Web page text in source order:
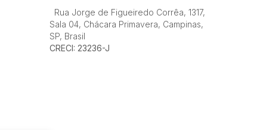
Rua Jorge de Figueiredo Corrêa, 1317,
Sala 04, Chácara Primavera, Campinas,
SP, Brasil
CRECI: 23236-J